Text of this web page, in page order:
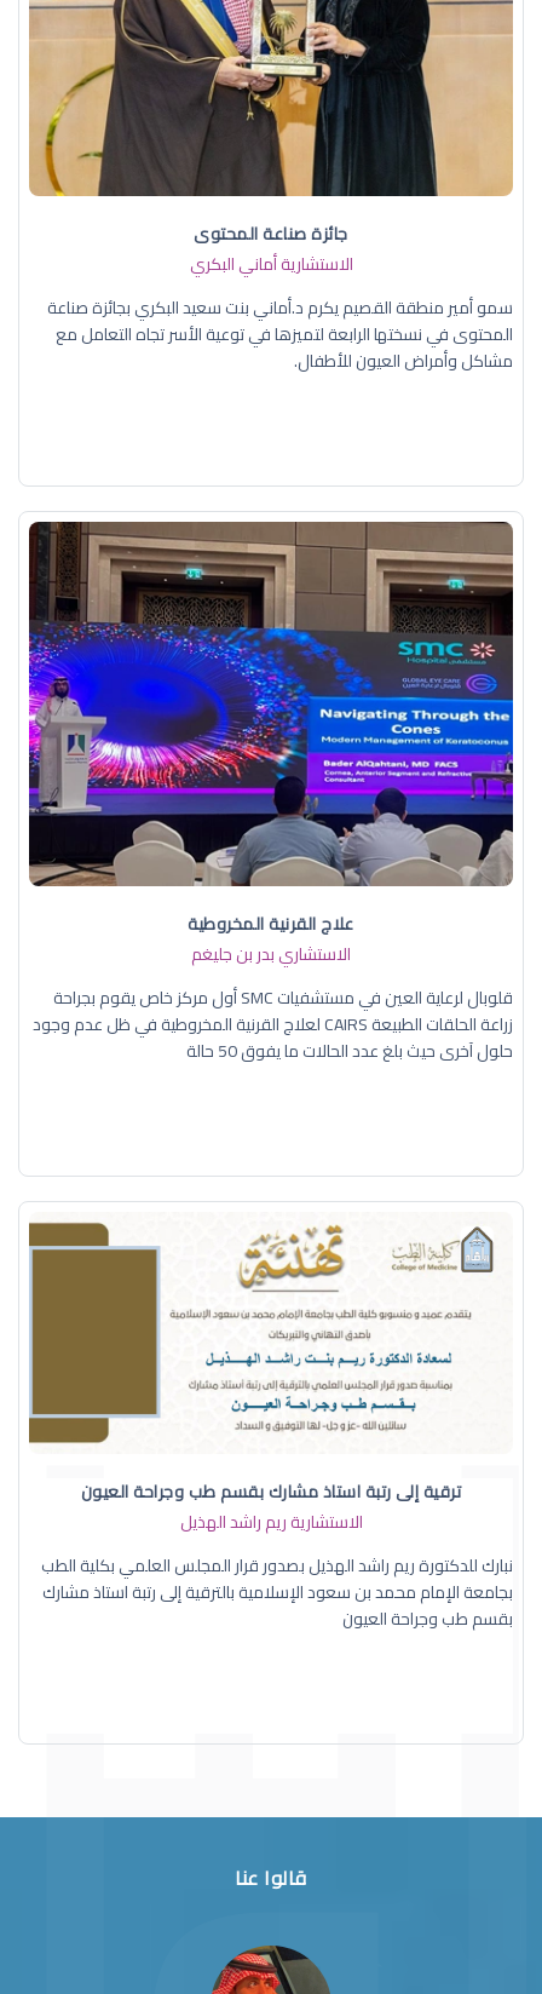
جائزة صناعة المحتوى
الاستشارية أماني البكري
سمو أمير منطقة القصيم يكرم د.أماني بنت سعيد البكري بجائزة صناعة
المحتوى في نسختها الرابعة لتميزها في توعية الأسر تجاه التعامل مع
مشاكل وأمراض العيون للأطفال.
علاج القرنية المخروطية
الاستشاري بدر بن جليغم
قلوبال لرعاية العين في مستشفيات SMC أول مركز خاص يقوم بجراحة
زراعة الحلقات الطبيعة CAIRS لعلاج القرنية المخروطية في ظل عدم وجود
حلول آخرى حيث بلغ عدد الحالات ما يفوق 50 حالة
ترقية إلى رتبة استاذ مشارك بقسم طب وجراحة العيون
الاستشارية ريم راشد الهذيل
نبارك للدكتورة ريم راشد الهذيل بصدور قرار المجلس العلمي بكلية الطب
بجامعة الإمام محمد بن سعود الإسلامية بالترقية إلى رتبة استاذ مشارك
بقسم طب وجراحة العيون
قالوا عنا